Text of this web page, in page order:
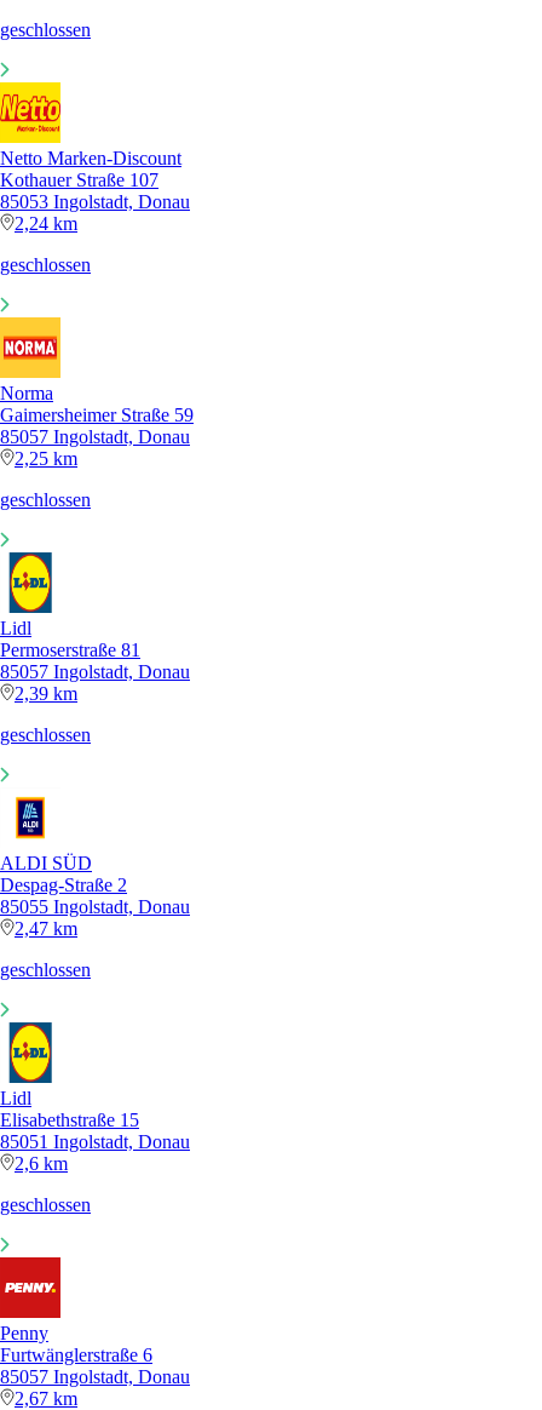
geschlossen
Netto Marken-Discount
Kothauer Straße 107
85053 Ingolstadt, Donau
2,24 km
geschlossen
Norma
Gaimersheimer Straße 59
85057 Ingolstadt, Donau
2,25 km
geschlossen
Lidl
Permoserstraße 81
85057 Ingolstadt, Donau
2,39 km
geschlossen
ALDI SÜD
Despag-Straße 2
85055 Ingolstadt, Donau
2,47 km
geschlossen
Lidl
Elisabethstraße 15
85051 Ingolstadt, Donau
2,6 km
geschlossen
Penny
Furtwänglerstraße 6
85057 Ingolstadt, Donau
2,67 km